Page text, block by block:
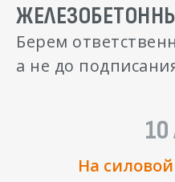
Берем
а не до
На